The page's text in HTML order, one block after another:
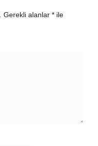
Gerekli alanlar * ile